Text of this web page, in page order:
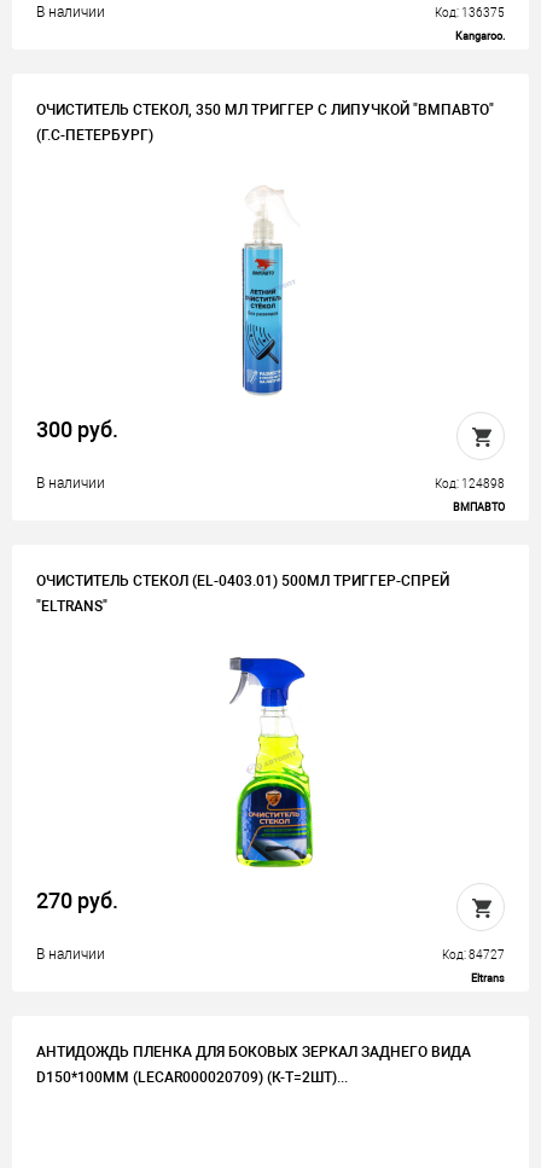
В наличии Код: 136375
Kangaroo.
ОЧИСТИТЕЛЬ СТЕКОЛ, 350 МЛ ТРИГГЕР С ЛИПУЧКОЙ "ВМПАВТО"
(Г.С-ПЕТЕРБУРГ)
300 руб.
В наличии Код: 124898
ВМПАВТО
ОЧИСТИТЕЛЬ СТЕКОЛ (EL-0403.01) 500МЛ ТРИГГЕР-СПРЕЙ
"ELTRANS"
270 руб.
В наличии Код: 84727
Eltrans
АНТИДОЖДЬ ПЛЕНКА ДЛЯ БОКОВЫХ ЗЕРКАЛ ЗАДНЕГО ВИДА
D150*100ММ (LECAR000020709) (К-Т=2ШТ)...